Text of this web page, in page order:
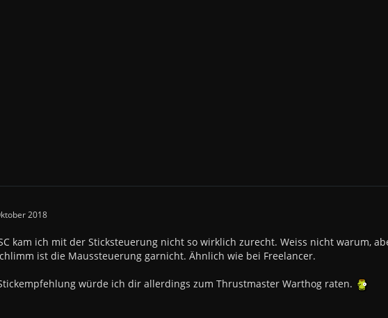
2018
kam ich mit der Sticksteuerung nicht so wirklich zurecht. Weiss nicht warum,
ist die Maussteuerung garnicht. Ähnlich wie bei Freelancer.
würde ich dir allerdings zum Thrustmaster Warthog raten.